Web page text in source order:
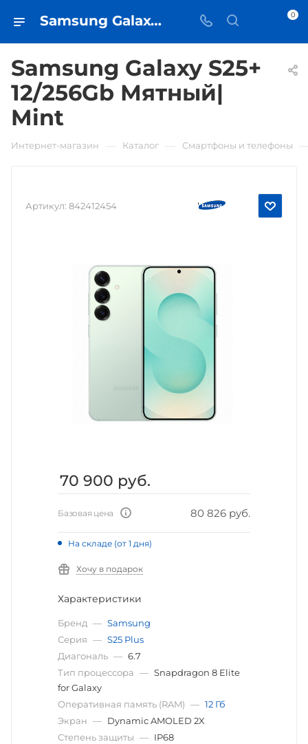
Samsung Galaxy S25+ 12/256Gb Мятный| Mint • купить в Самаре - iЧехол 0
Samsung Galaxy S25+
12/256Gb Мятный|
Mint
Интернет-магазин Каталог Смартфоны и телефоны
Артикул: 842412454
70 900 руб.
Базовая цена 80 826 руб.
На складе (от 1 дня)
Хочу в подарок
Характеристики
Бренд — Samsung
Серия — S25 Plus
Диагональ — 6.7
Тип процессора — Snapdragon 8 Elite
for Galaxy
Оперативная память (RAM) — 12 Гб
Экран — Dynamic AMOLED 2X
Степень защиты — IP68